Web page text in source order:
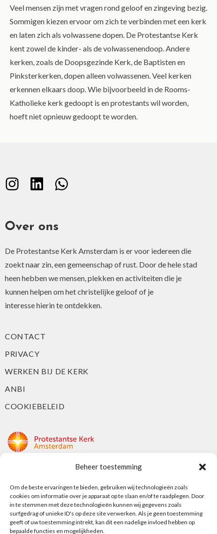
Beheer toestemming
Om de beste ervaringen te bieden, gebruiken wij technologieën zoals
cookies om informatie over je apparaat op te slaan en/of te raadplegen. Door
in te stemmen met deze technologieën kunnen wij gegevens zoals
surfgedrag of unieke ID's op deze site verwerken. Als je geen toestemming
geeft of uw toestemming intrekt, kan dit een nadelige invloed hebben op
bepaalde functies en mogelijkheden.
Veel mensen zijn met vragen rond geloof en zingeving bezig.
Sommigen kiezen ervoor om zich te verbinden met een kerk
en laten zich als volwassene dopen. De Protestantse Kerk
kent zowel de kinder- als de volwassenendoop. Andere
kerken, zoals de Doopsgezinde Kerk, de Baptisten en
Pinksterkerken, dopen alleen volwassenen. Veel kerken
erkennen elkaars doop. Wie bijvoorbeeld in de Rooms-
Katholieke kerk gedoopt is en protestants wil worden,
hoeft niet opnieuw gedoopt te worden.
Over ons
De Protestantse Kerk Amsterdam is er voor iedereen die
zoekt naar zin, een gemeenschap of rust. Door de hele stad
heen hebben we mensen, plekken en activiteiten die je
kunnen helpen om het christelijke geloof of je
interesse hierin te ontdekken.
CONTACT
PRIVACY
WERKEN BIJ DE KERK
ANBI
COOKIEBELEID
Nieuwe Herengracht 18
1018 DP Amsterdam
t: 020 5353 700
e: info@protestantsamsterdam.nl